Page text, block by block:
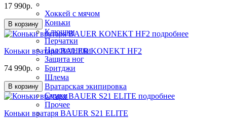
Хоккей с мячом
Коньки
Клюшки
Перчатки
Налокотники
Защита ног
Бритджи
Шлема
Вратарская экипировка
Сумки
Прочее
17 990р.
В корзину
подробнее
Коньки вратаря BAUER KONEKT HF2
74 990р.
В корзину
подробнее
Коньки вратаря BAUER S21 ELITE